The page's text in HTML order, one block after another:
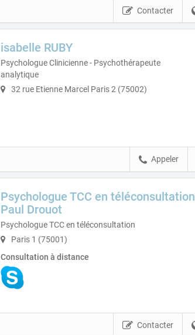
Contacter
isabelle RUBY
Psychologue Clinicienne - Psychothérapeute
analytique
32 rue Etienne Marcel Paris 2 (75002)
Appeler
Psychologue TCC en téléconsultation
Paul Drouot
Psychologue TCC en téléconsultation
Paris 1 (75001)
Consultation à distance
Contacter